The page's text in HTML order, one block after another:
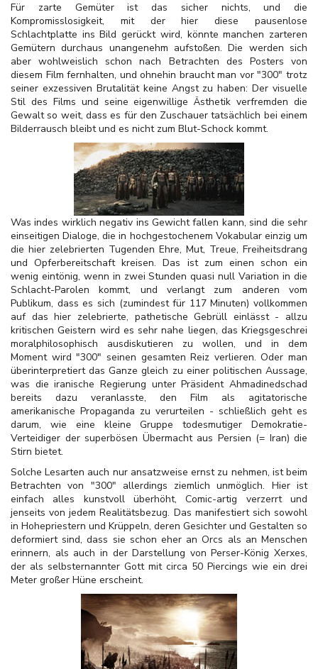
Für zarte Gemüter ist das sicher nichts, und die
Kompromisslosigkeit, mit der hier diese pausenlose
Schlachtplatte ins Bild gerückt wird, könnte manchen zarteren
Gemütern durchaus unangenehm aufstoßen. Die werden sich
aber wohlweislich schon nach Betrachten des Posters von
diesem Film fernhalten, und ohnehin braucht man vor "300" trotz
seiner exzessiven Brutalität keine Angst zu haben: Der visuelle
Stil des Films und seine eigenwillige Ästhetik verfremden die
Gewalt so weit, dass es für den Zuschauer tatsächlich bei einem
Bilderrausch bleibt und es nicht zum Blut-Schock kommt.
Was indes wirklich negativ ins Gewicht fallen kann, sind die sehr
einseitigen Dialoge, die in hochgestochenem Vokabular einzig um
die hier zelebrierten Tugenden Ehre, Mut, Treue, Freiheitsdrang
und Opferbereitschaft kreisen. Das ist zum einen schon ein
wenig eintönig, wenn in zwei Stunden quasi null Variation in die
Schlacht-Parolen kommt, und verlangt zum anderen vom
Publikum, dass es sich (zumindest für 117 Minuten) vollkommen
auf das hier zelebrierte, pathetische Gebrüll einlässt - allzu
kritischen Geistern wird es sehr nahe liegen, das Kriegsgeschrei
moralphilosophisch ausdiskutieren zu wollen, und in dem
Moment wird "300" seinen gesamten Reiz verlieren. Oder man
überinterpretiert das Ganze gleich zu einer politischen Aussage,
was die iranische Regierung unter Präsident Ahmadinedschad
bereits dazu veranlasste, den Film als agitatorische
amerikanische Propaganda zu verurteilen - schließlich geht es
darum, wie eine kleine Gruppe todesmutiger Demokratie-
Verteidiger der superbösen Übermacht aus Persien (= Iran) die
Stirn bietet.
Solche Lesarten auch nur ansatzweise ernst zu nehmen, ist beim
Betrachten von "300" allerdings ziemlich unmöglich. Hier ist
einfach alles kunstvoll überhöht, Comic-artig verzerrt und
jenseits von jedem Realitätsbezug. Das manifestiert sich sowohl
in Hohepriestern und Krüppeln, deren Gesichter und Gestalten so
deformiert sind, dass sie schon eher an Orcs als an Menschen
erinnern, als auch in der Darstellung von Perser-König Xerxes,
der als selbsternannter Gott mit circa 50 Piercings wie ein drei
Meter großer Hüne erscheint.